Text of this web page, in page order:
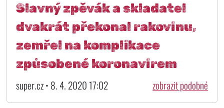
Slavný zpěvák a skladatel
dvakrát překonal rakovinu,
zemřel na komplikace
způsobené koronavirem
super.cz • 8. 4. 2020 17:02 zobrazit podobné